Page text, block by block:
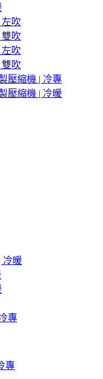
左吹
雙吹
左吹
雙吹
壓縮機 | 冷專
壓縮機 | 冷暖
冷暖
專
專